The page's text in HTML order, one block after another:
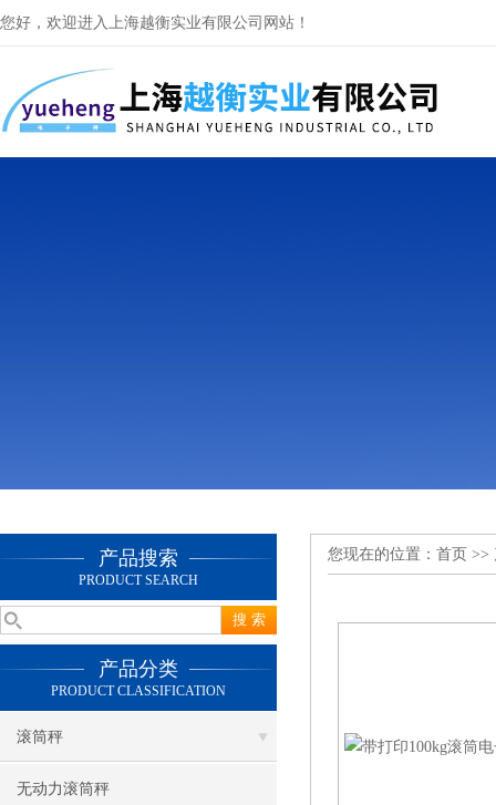
您好，欢迎进入上海越衡实业有限公司网站！
产品搜索
PRODUCT SEARCH
产品分类
PRODUCT CLASSIFICATION
滚筒秤
无动力滚筒秤
您现在的位置： 首页 >>